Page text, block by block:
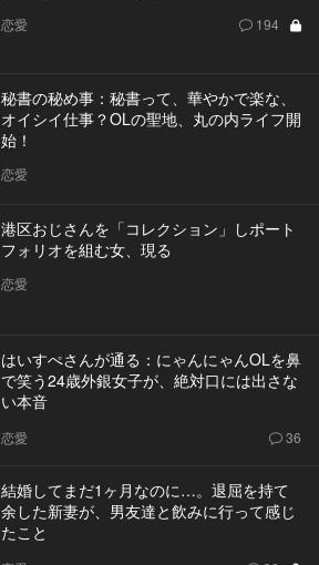
恋愛 194
秘書の秘め事：秘書って、華やかで楽な、
オイシイ仕事？OLの聖地、丸の内ライフ開
始！
恋愛
港区おじさんを「コレクション」しポート
フォリオを組む女、現る
恋愛
はいすぺさんが通る：にゃんにゃんOLを鼻
で笑う24歳外銀女子が、絶対口には出さな
い本音
恋愛 36
結婚してまだ1ヶ月なのに…。退屈を持て
余した新妻が、男友達と飲みに行って感じ
たこと